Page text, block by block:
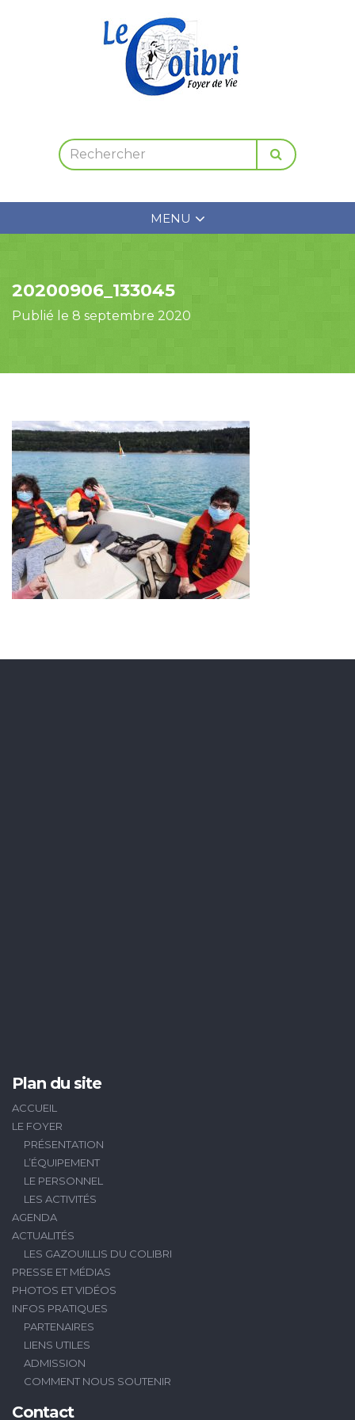
MENU
20200906_133045
Publié le 8 septembre 2020
Plan du site
ACCUEIL
LE FOYER
PRÉSENTATION
L’ÉQUIPEMENT
LE PERSONNEL
LES ACTIVITÉS
AGENDA
ACTUALITÉS
LES GAZOUILLIS DU COLIBRI
PRESSE ET MÉDIAS
PHOTOS ET VIDÉOS
INFOS PRATIQUES
PARTENAIRES
LIENS UTILES
ADMISSION
COMMENT NOUS SOUTENIR
Contact